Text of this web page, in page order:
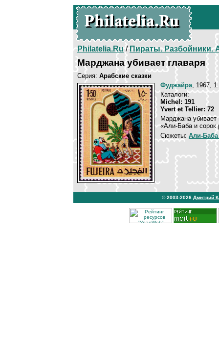
Philatelia.Ru/Пираты. Разбойники.
Марджана убивает главаря
Серия: Арабские сказки
Фуджайра, 1967,
Каталоги:
Michel: 191
Yvert et Tellier: 72
Марджана убивает
«Али-Баба и сорок
Сюжеты: Али-
© 2003-2026 Дмитрий